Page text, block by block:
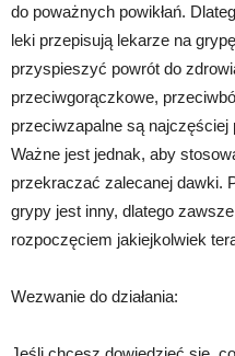
do poważnych powikłań.
leki przepisują lekarze na
przyspieszyć powrót do
przeciwgorączkowe,
przeciwzapalne są
Ważne jest jednak, aby
przekraczać zalecanej dawki.
grypy jest inny, dlatego
rozpoczęciem jakiejkolwiek
Wezwanie do działania: